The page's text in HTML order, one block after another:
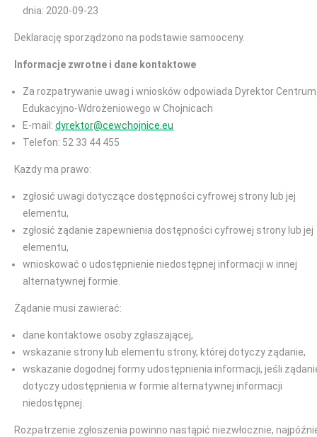
dnia: 2020-09-23
Deklarację sporządzono na podstawie samooceny.
Informacje zwrotne i dane kontaktowe
Za rozpatrywanie uwag i wniosków odpowiada Dyrektor Centrum
Edukacyjno-Wdrożeniowego w Chojnicach
E-mail: dyrektor@cewchojnice.eu
Telefon: 52 33 44 455
Każdy ma prawo:
zgłosić uwagi dotyczące dostępności cyfrowej strony lub jej
elementu,
zgłosić żądanie zapewnienia dostępności cyfrowej strony lub jej
elementu,
wnioskować o udostępnienie niedostępnej informacji w innej
alternatywnej formie.
Żądanie musi zawierać:
dane kontaktowe osoby zgłaszającej,
wskazanie strony lub elementu strony, której dotyczy żądanie,
wskazanie dogodnej formy udostępnienia informacji, jeśli
dotyczy udostępnienia w formie alternatywnej informacji
niedostępnej.
Rozpatrzenie zgłoszenia powinno nastąpić niezwłocznie,